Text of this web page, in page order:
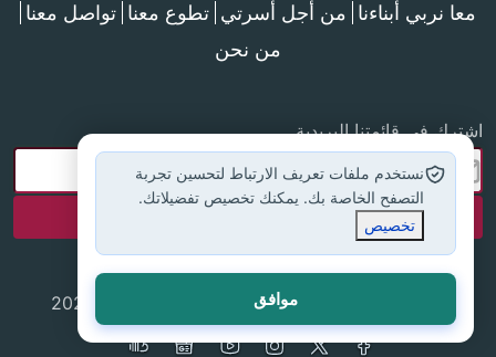
معا نربي أبناءنا من أجل أسرتي تطوع معنا تواصل معنا
من نحن
اشترك في قائمتنا البريدية
جميع الحقوق محفوظة لموقع إسلام أون لاين © 2025
نستخدم ملفات تعريف الارتباط لتحسين تجربة
التصفح الخاصة بك. يمكنك تخصيص تفضيلاتك.
تخصيص
موافق